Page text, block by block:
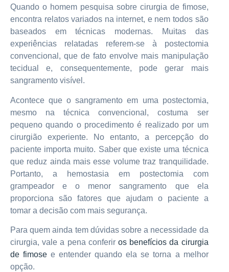
Quando o homem pesquisa sobre cirurgia de fimose,
encontra relatos variados na internet, e nem todos são
baseados em técnicas modernas. Muitas das
experiências relatadas referem-se à postectomia
convencional, que de fato envolve mais manipulação
tecidual e, consequentemente, pode gerar mais
sangramento visível.
Acontece que o sangramento em uma postectomia,
mesmo na técnica convencional, costuma ser
pequeno quando o procedimento é realizado por um
cirurgião experiente. No entanto, a percepção do
paciente importa muito. Saber que existe uma técnica
que reduz ainda mais esse volume traz tranquilidade.
Portanto, a hemostasia em postectomia com
grampeador e o menor sangramento que ela
proporciona são fatores que ajudam o paciente a
tomar a decisão com mais segurança.
Para quem ainda tem dúvidas sobre a necessidade da
cirurgia, vale a pena conferiros benefícios da cirurgia
de fimose e entender quando ela se torna a melhor
opção.